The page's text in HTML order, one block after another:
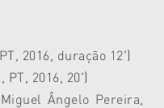
2016, duração 12')
2016, 20')
Ângelo Pereira,